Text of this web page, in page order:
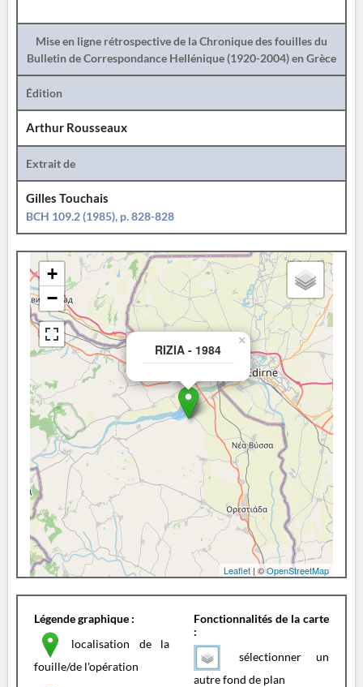
Mise en ligne rétrospective de la Chronique des fouilles du
Bulletin de Correspondance Hellénique (1920-2004) en Grèce
Édition
Arthur Rousseaux
Extrait de
Gilles Touchais
BCH 109.2 (1985), p. 828-828
RIZIA - 1984
×
+
−
Leaflet | ©OpenStreetMap
Légende graphique :
localisation de la
fouille/de l'opération
Fonctionnalités de la carte
:
sélectionner un
autre fond de plan